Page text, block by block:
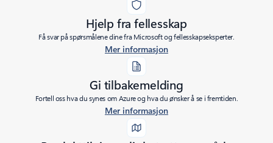
Hjelp fra fellesskap
Få svar på spørsmålene dine fra Microsoft og fellesskapseksperter.
Mer informasjon
Gi tilbakemelding
Fortell oss hva du synes om Azure og hva du ønsker å se i fremtiden.
Mer informasjon